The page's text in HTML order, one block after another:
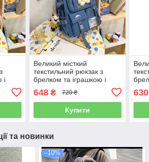
і
Великий місткий
текстильний рюкзак з
брелком та іграшкою і
648₴ 720 ₴
Купити
630
та новинки
–10%